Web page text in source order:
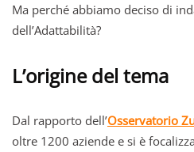
Ma perché abbiamo deciso di
dell’Adattabilità?
L’origine del tema
Dal rapporto dell’Osservatorio
oltre 1200 aziende e si è